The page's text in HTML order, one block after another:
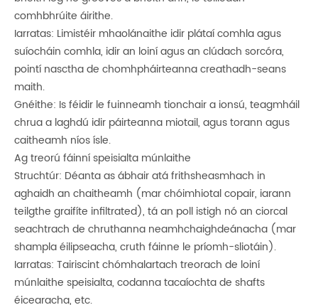
comhbhrúite áirithe.
Iarratas: Limistéir mhaolánaithe idir plátaí comhla agus
suíocháin comhla, idir an loiní agus an clúdach sorcóra,
pointí nasctha de chomhpháirteanna creathadh-seans
maith.
Gnéithe: Is féidir le fuinneamh tionchair a ionsú, teagmháil
chrua a laghdú idir páirteanna miotail, agus torann agus
caitheamh níos ísle.
Ag treorú fáinní speisialta múnlaithe
Struchtúr: Déanta as ábhair atá frithsheasmhach in
aghaidh an chaitheamh (mar chóimhiotal copair, iarann ​​
teilgthe graifíte infiltrated), tá an poll istigh nó an ciorcal
seachtrach de chruthanna neamhchaighdeánacha (mar
shampla éilipseacha, cruth fáinne le príomh-sliotáin).
Iarratas: Tairiscint chómhalartach treorach de loiní
múnlaithe speisialta, codanna tacaíochta de shafts
éicearacha, etc.